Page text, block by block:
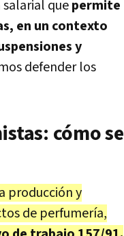
quepermite
en un contexto
y
defender los
cómo se
producción y
de perfumería,